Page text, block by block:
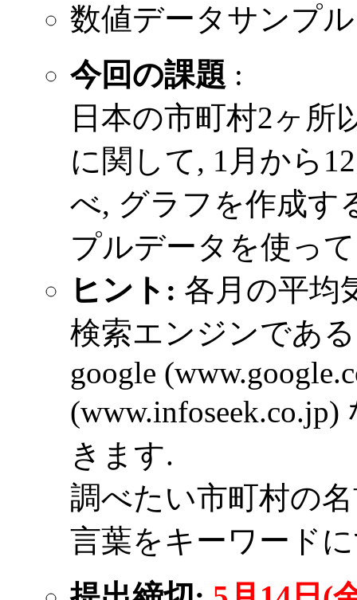
数値データサンプ
今回の課題 :
日本の市町村2ヶ所
に関して, 1月から
べ, グラフを作成す
プルデータを使っ
ヒント: 各月の平均
検索エンジンである
google
きます.
調べたい市町村の
言葉をキーワード